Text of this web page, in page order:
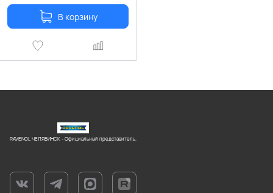
В корзину
RAVENOL ЧЕЛЯБИНСК - Официальный представитель.